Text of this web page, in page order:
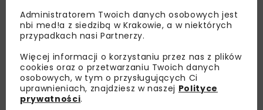
Lubisz wiedzieć więcej?
Administratorem Twoich danych osobowych jest
nbi med!a z siedzibą w Krakowie, a w niektórych
przypadkach nasi Partnerzy.
Więcej informacji o korzystaniu przez nas z plików
cookies oraz o przetwarzaniu Twoich danych
osobowych, w tym o przysługujących Ci
uprawnieniach, znajdziesz w naszej Polityce
prywatności.